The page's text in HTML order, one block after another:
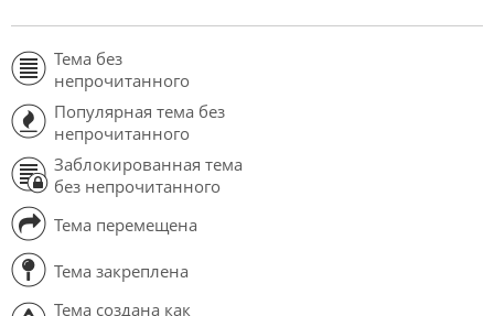
Тема без
непрочитанного
Популярная тема без
непрочитанного
Заблокированная тема
без непрочитанного
Тема перемещена
Тема закреплена
Тема создана как